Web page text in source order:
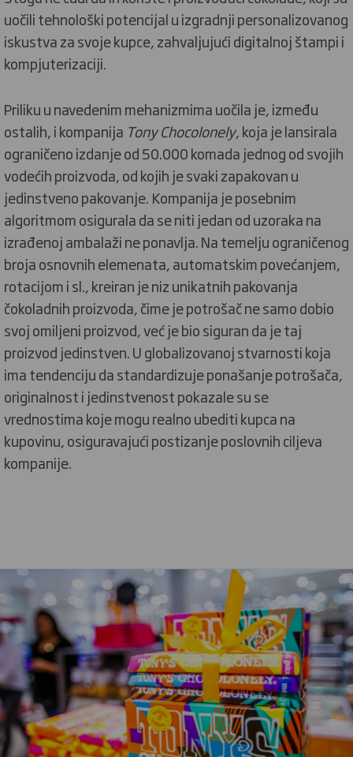
uočili tehnološki potencijal u izgradnji personalizovanog
iskustva za svoje kupce, zahvaljujući digitalnoj štampi i
kompjuterizaciji.
Priliku u navedenim mehanizmima uočila je, između
ostalih, i kompanija Tony Chocolonely, koja je lansirala
ograničeno izdanje od 50.000 komada jednog od svojih
vodećih proizvoda, od kojih je svaki zapakovan u
jedinstveno pakovanje. Kompanija je posebnim
algoritmom osigurala da se niti jedan od uzoraka na
izrađenoj ambalaži ne ponavlja. Na temelju ograničenog
broja osnovnih elemenata, automatskim povećanjem,
rotacijom i sl., kreiran je niz unikatnih pakovanja
čokoladnih proizvoda, čime je potrošač ne samo dobio
svoj omiljeni proizvod, već je bio siguran da je taj
proizvod jedinstven. U globalizovanoj stvarnosti koja
ima tendenciju da standardizuje ponašanje potrošača,
originalnost i jedinstvenost pokazale su se
vrednostima koje mogu realno ubediti kupca na
kupovinu, osiguravajući postizanje poslovnih ciljeva
kompanije.